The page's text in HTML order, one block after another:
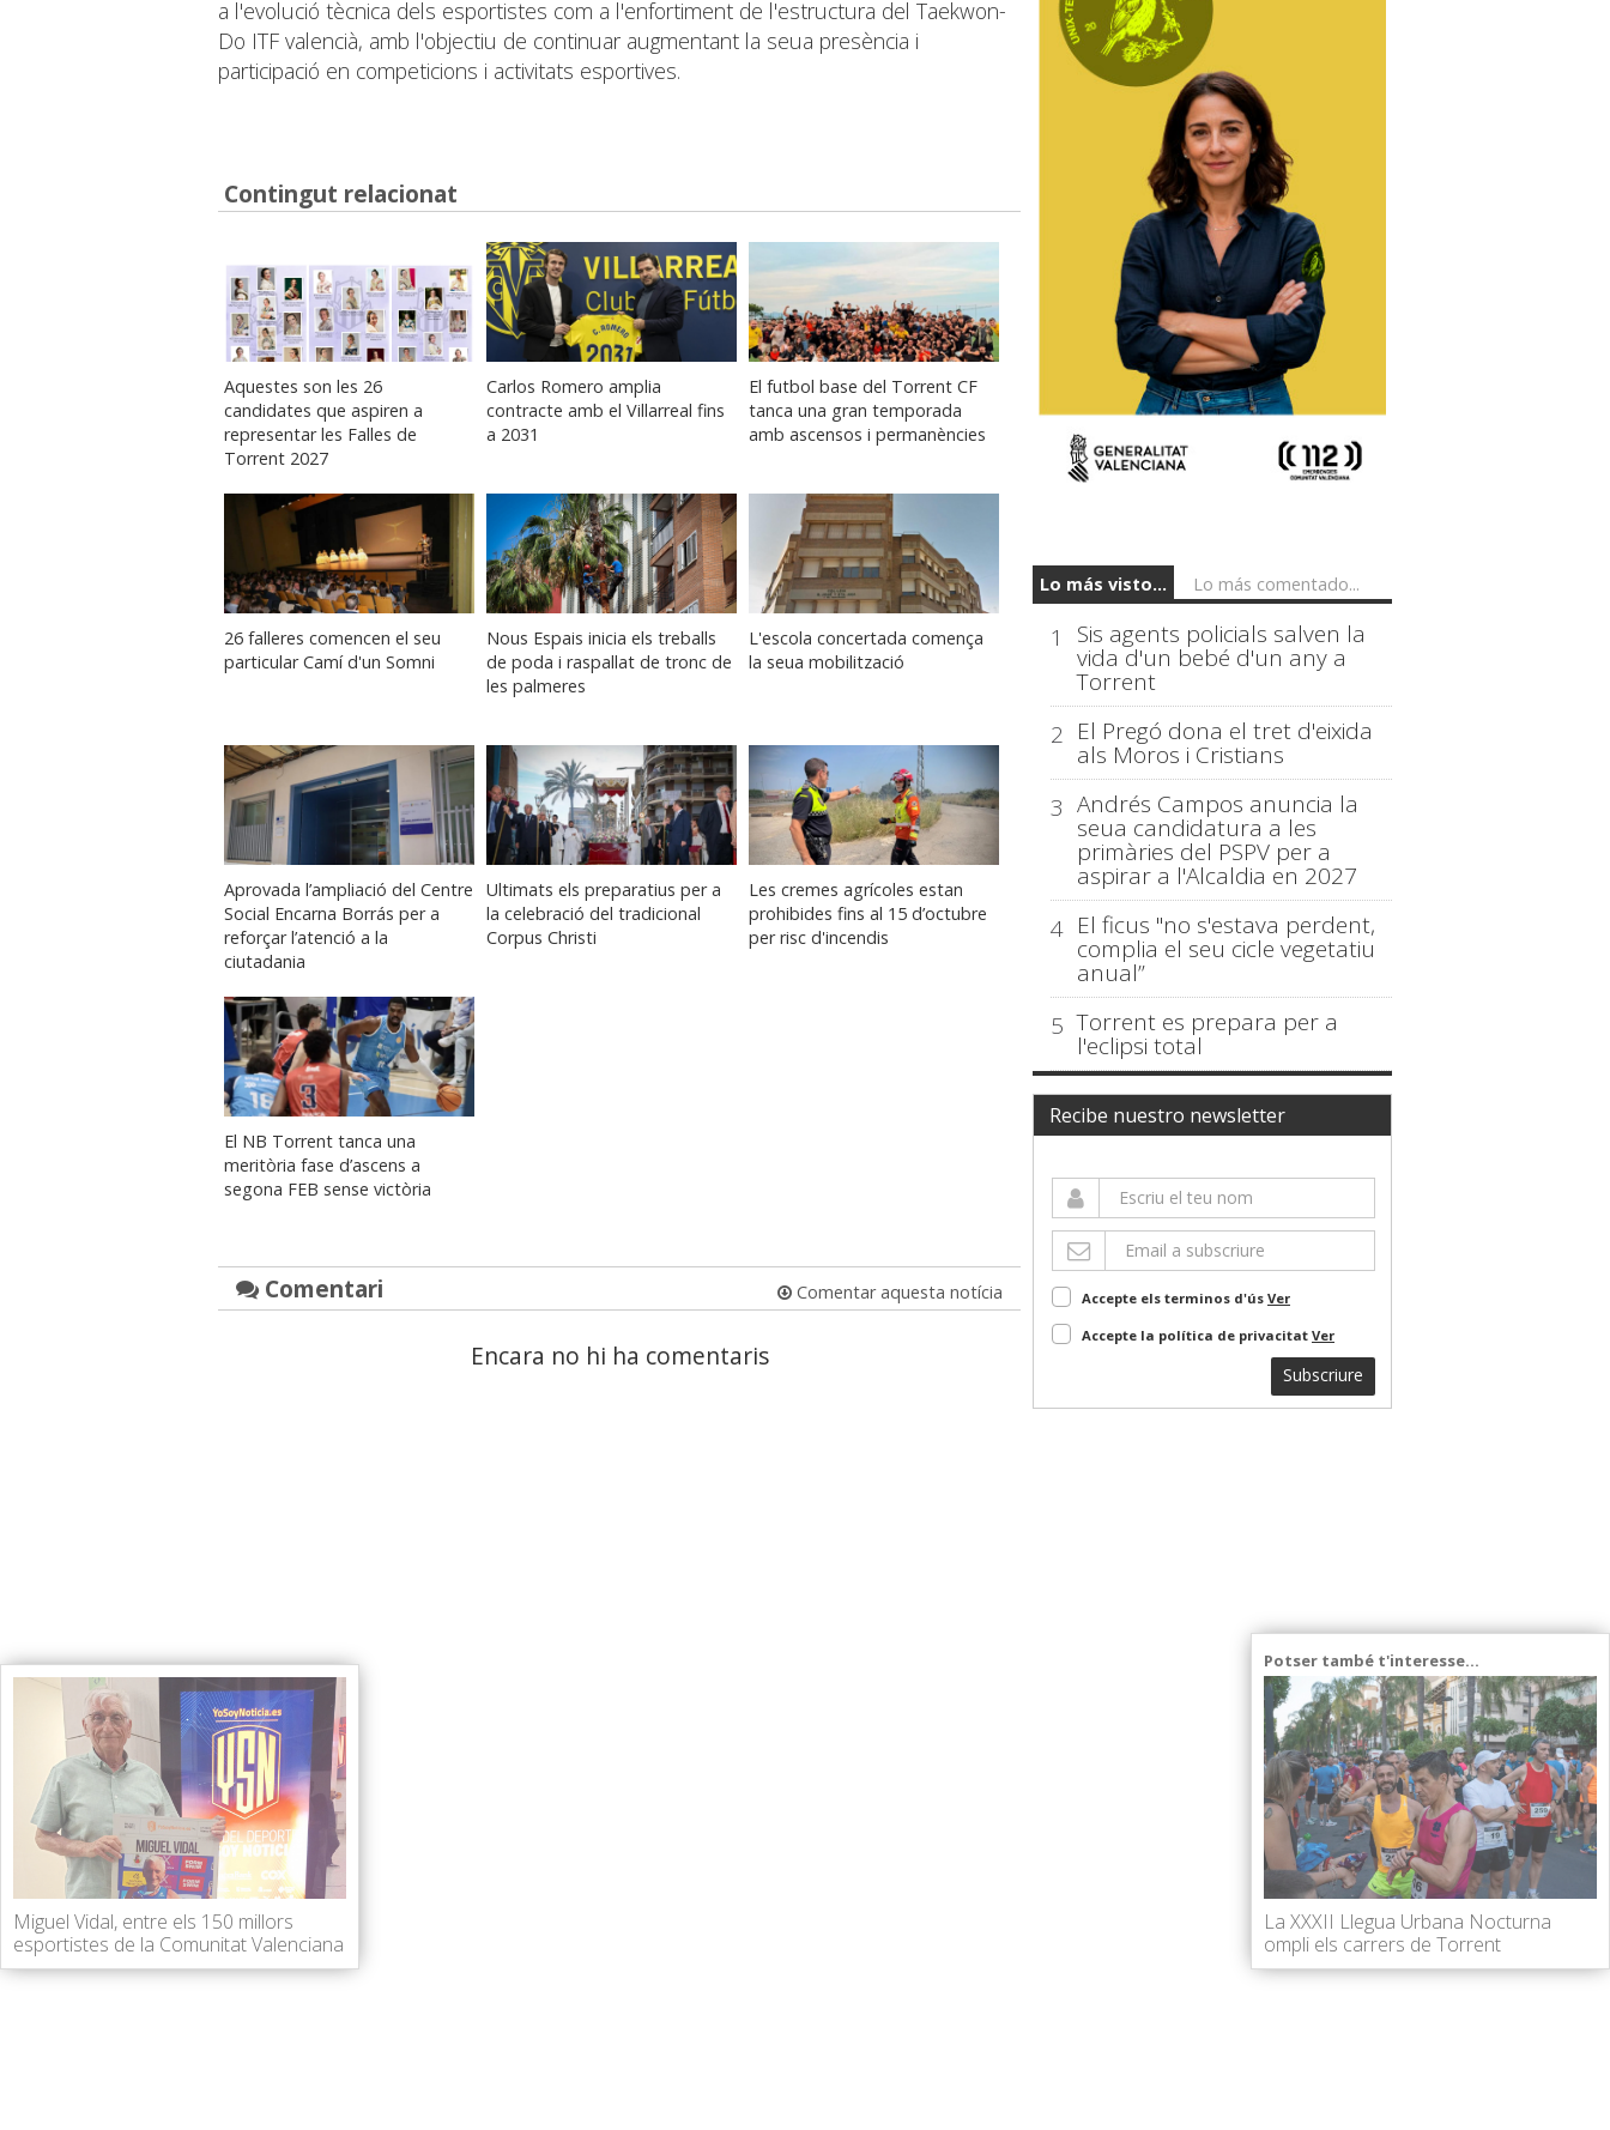
a l'evolució tècnica dels esportistes com a l'enfortiment de l'estructura del Taekwon-
Do ITF valencià, amb l'objectiu de continuar augmentant la seua presència i
participació en competicions i activitats esportives.
Contingut relacionat
Aquestes son les 26
candidates que aspiren a
representar les Falles de
Torrent 2027
Carlos Romero amplia
contracte amb el Villarreal fins
a 2031
El futbol base del Torrent CF
tanca una gran temporada
amb ascensos i permanències
26 falleres comencen el seu
particular Camí d'un Somni
Nous Espais inicia els treballs
de poda i raspallat de tronc de
les palmeres
L'escola concertada comença
la seua mobilització
Aprovada l’ampliació del Centre
Social Encarna Borrás per a
reforçar l’atenció a la
ciutadania
Ultimats els preparatius per a
la celebració del tradicional
Corpus Christi
Les cremes agrícoles estan
prohibides fins al 15 d’octubre
per risc d'incendis
El NB Torrent tanca una
meritòria fase d’ascens a
segona FEB sense victòria
Comentari Comentar aquesta notícia
Encara no hi ha comentaris
Lo más visto... Lo más comentado...
1 Sis agents policials salven la
vida d'un bebé d'un any a
Torrent
2 El Pregó dona el tret d'eixida
als Moros i Cristians
3 Andrés Campos anuncia la
seua candidatura a les
primàries del PSPV per a
aspirar a l'Alcaldia en 2027
4 El ficus "no s'estava perdent,
complia el seu cicle vegetatiu
anual”
5 Torrent es prepara per a
l'eclipsi total
Recibe nuestro newsletter
Accepte els terminos d'ús Ver
Accepte la política de privacitat Ver
Subscriure
Miguel Vidal, entre els 150 millors
esportistes de la Comunitat Valenciana
Potser també t'interesse...
La XXXII Llegua Urbana Nocturna
ompli els carrers de Torrent